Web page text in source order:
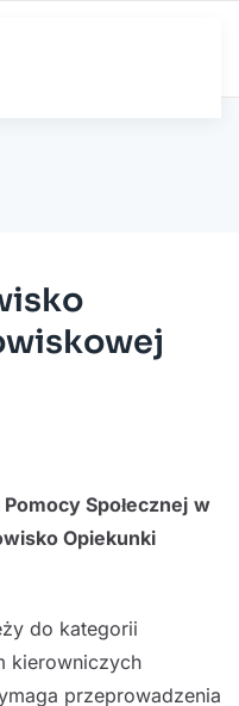
Społecznej w
Opiekunki
do kategorii
kierowniczych
przeprowadzenia